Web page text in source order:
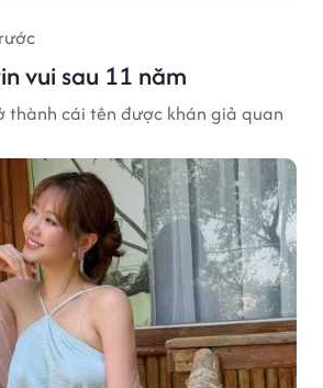
vui sau 11 năm
thành cái tên được khán giả quan